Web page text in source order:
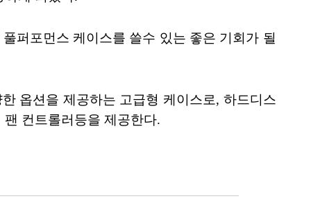
퍼포먼스 케이스를 쓸수 있는 좋은 기회가 될
옵션을 제공하는 고급형 케이스로, 하드디스
컨트롤러등을 제공한다.